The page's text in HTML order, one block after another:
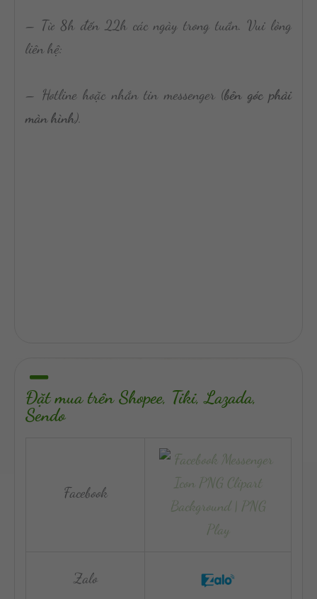
– Từ 8h đến 22h các ngày trong tuần. Vui lòng
liên hệ:
– Hotline hoặc nhắn tin messenger (bên góc phải
màn hình).
Đặt mua trên Shopee, Tiki, Lazada,
Sendo
Facebook
Zalo